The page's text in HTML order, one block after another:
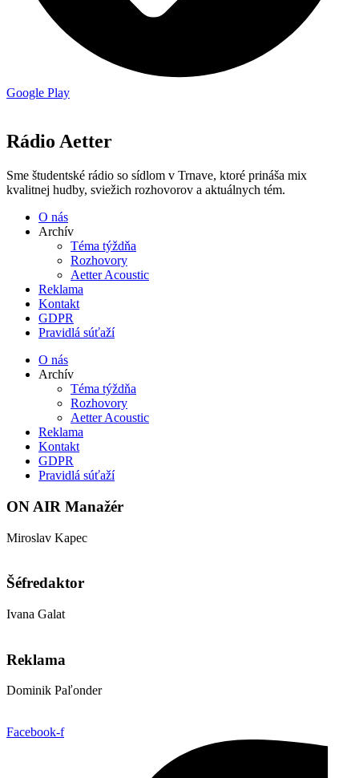
Google Play
Rádio Aetter
Sme študentské rádio so sídlom v Trnave, ktoré prináša mix
kvalitnej hudby, sviežich rozhovorov a aktuálnych tém.
O nás
Archív
Téma týždňa
Rozhovory
Aetter Acoustic
Reklama
Kontakt
GDPR
Pravidlá súťaží
O nás
Archív
Téma týždňa
Rozhovory
Aetter Acoustic
Reklama
Kontakt
GDPR
Pravidlá súťaží
ON AIR Manažér
Miroslav Kapec
Šéfredaktor
Ivana Galat
Reklama
Dominik Paľonder
Facebook-f